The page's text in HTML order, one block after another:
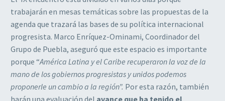
trabajarán en mesas temáticas sobre las propuestas de la
agenda que trazará las bases de su política internacional
progresista. Marco Enríquez-Ominami, Coordinador del
Grupo de Puebla, aseguró que este espacio es importante
porque “América Latina y el Caribe recuperaron la voz de la
mano de los gobiernos progresistas y unidos podemos
proponerle un cambio a la región”. Por esta razón, también
harán una evaluación del avance que ha tenido el